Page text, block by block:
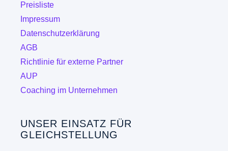
gewählt
Preisliste
Impressum
Datenschutzerklärung
AGB
Richtlinie für externe Partner
AUP
Coaching im Unternehmen
UNSER EINSATZ FÜR
GLEICHSTELLUNG